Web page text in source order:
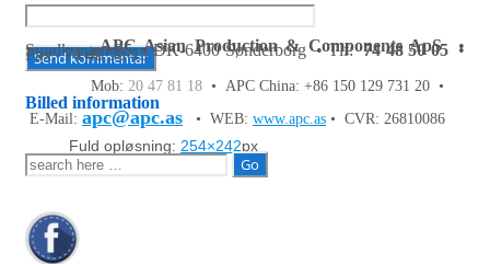
Billed information
Fuld opløsning: 254×242px
APC Asian Production & Components ApS•
Sundkrogen 35 • DK-6400 Sønderborg • Tlf:74 48 50 05•
Fax: 74 48 50 45
Mob: 20 47 81 18 • APC China: +86 150 129 731 20 •
E-Mail: apc@apc.as • WEB: www.apc.as • CVR: 26810086
Søg